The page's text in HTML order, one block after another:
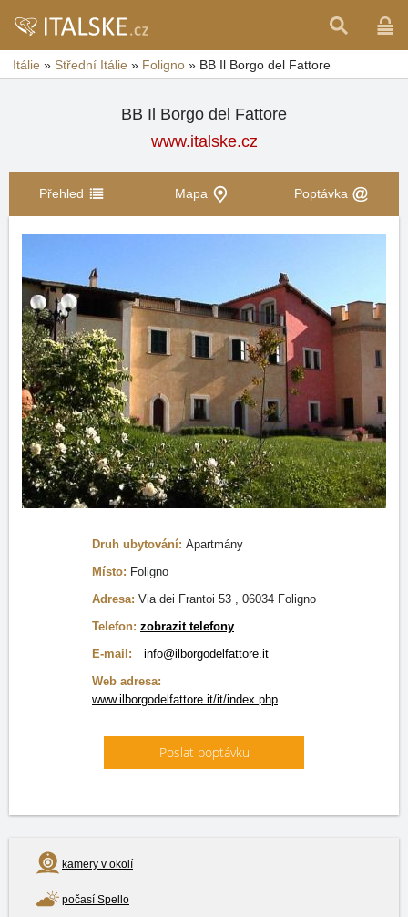
Itálie » Střední Itálie » Foligno » BB Il Borgo del Fattore
BB Il Borgo del Fattore
www.italske.cz
Přehled Mapa Poptávka
Druh ubytování: Apartmány
Místo: Foligno
Adresa: Via dei Frantoi 53 , 06034 Foligno
Telefon: zobrazit telefony
E-mail:
info@ilborgodelfattore.it
Web adresa:
www.ilborgodelfattore.it/it/index.php
Poslat poptávku
kamery v okolí
počasí Spello